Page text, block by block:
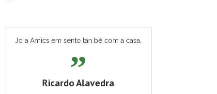
Jo a Amics em sento tan bé com a casa.
Ricardo Alavedra